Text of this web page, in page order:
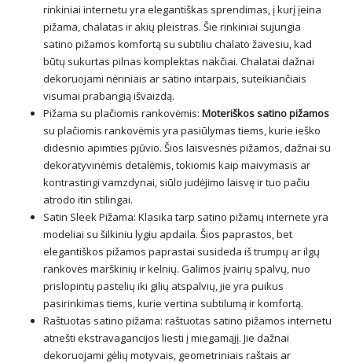
rinkiniai internetu yra elegantiškas sprendimas, į kurį įeina
pižama, chalatas ir akių pleistras. Šie rinkiniai sujungia
satino pižamos komfortą su subtiliu chalato žavesiu, kad
būtų sukurtas pilnas komplektas nakčiai. Chalatai dažnai
dekoruojami nėriniais ar satino intarpais, suteikiančiais
visumai prabangią išvaizdą.
Pižama su plačiomis rankovėmis: Moteriškos satino pižamos
su plačiomis rankovėmis yra pasiūlymas tiems, kurie ieško
didesnio apimties pjūvio. Šios laisvesnės pižamos, dažnai su
dekoratyvinėmis detalėmis, tokiomis kaip maivymasis ar
kontrastingi vamzdynai, siūlo judėjimo laisvę ir tuo pačiu
atrodo itin stilingai.
Satin Sleek Pižama: Klasika tarp satino pižamų internete yra
modeliai su šilkiniu lygiu apdaila. Šios paprastos, bet
elegantiškos pižamos paprastai susideda iš trumpų ar ilgų
rankovės marškinių ir kelnių. Galimos įvairių spalvų, nuo
prislopintų pastelių iki gilių atspalvių, jie yra puikus
pasirinkimas tiems, kurie vertina subtilumą ir komfortą.
Raštuotas satino pižama: raštuotas satino pižamos internetu
atnešti ekstravagancijos liesti į miegamąjį. Jie dažnai
dekoruojami gėlių motyvais, geometriniais raštais ar